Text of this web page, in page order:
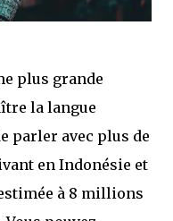
plus grande
la langue
parler avec plus de
en Indonésie et
à 8 millions